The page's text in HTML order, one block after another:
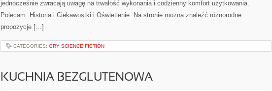
jednocześnie zwracają uwagę na trwałość wykonania i codzienny komfort użytkowania.
Polecam: Historia i Ciekawostki i Oświetlenie. Na stronie można znaleźć różnorodne
propozycje […]
CATEGORIES: GRY SCIENCE FICTION
KUCHNIA BEZGLUTENOWA